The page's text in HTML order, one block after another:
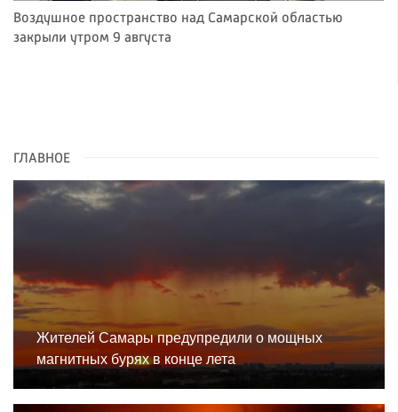
Воздушное пространство над Самарской областью
закрыли утром 9 августа
ГЛАВНОЕ
Жителей Самары предупредили о мощных
магнитных бурях в конце лета